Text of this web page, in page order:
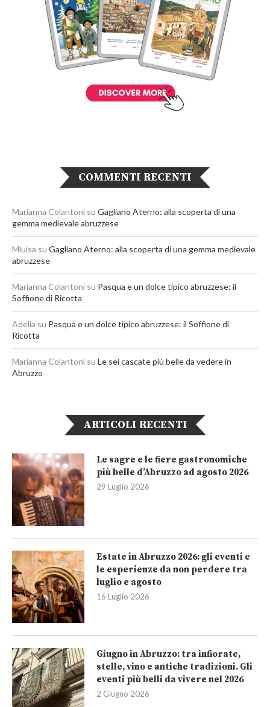
COMMENTI RECENTI
Marianna Colantoni su Gagliano Aterno: alla scoperta di una
gemma medievale abruzzese
Mluisa su Gagliano Aterno: alla scoperta di una gemma medievale
abruzzese
Marianna Colantoni su Pasqua e un dolce tipico abruzzese: il
Soffione di Ricotta
Adelia su Pasqua e un dolce tipico abruzzese: il Soffione di
Ricotta
Marianna Colantoni su Le sei cascate più belle da vedere in
Abruzzo
ARTICOLI RECENTI
Le sagre e le fiere gastronomiche
più belle d’Abruzzo ad agosto 2026
29 Luglio 2026
Estate in Abruzzo 2026: gli eventi e
le esperienze da non perdere tra
luglio e agosto
16 Luglio 2026
Giugno in Abruzzo: tra infiorate,
stelle, vino e antiche tradizioni. Gli
eventi più belli da vivere nel 2026
2 Giugno 2026